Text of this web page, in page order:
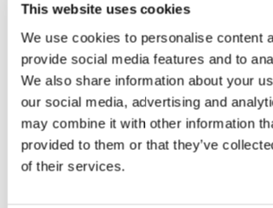
This website uses cookies
We use cookies to personalise content
provide social media features and to
We also share information about your
our social media, advertising and
may combine it with other information
provided to them or that they’ve
of their services.
GRÖßE AUSWÄHLEN:
36
41 42
Größentabelle